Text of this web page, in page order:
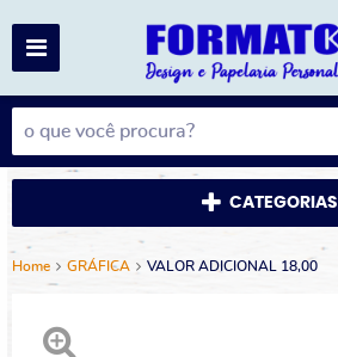
CATEGORIAS
Home GRÁFICA VALOR ADICIONAL 18,00